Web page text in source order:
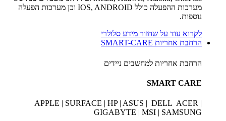
מערכות ההפעלה כולל IOS, ANDROID וכן מערכות הפעלה
נוספות.
לקרוא עוד על שחזור מידע סלולרי
הרחבת אחריות SMART-CARE
הרחבת אחריות למחשבים ניידים
SMART CARE
APPLE | SURFACE | HP | ASUS | DELL ACER |
GIGABYTE | MSI | SAMSUNG